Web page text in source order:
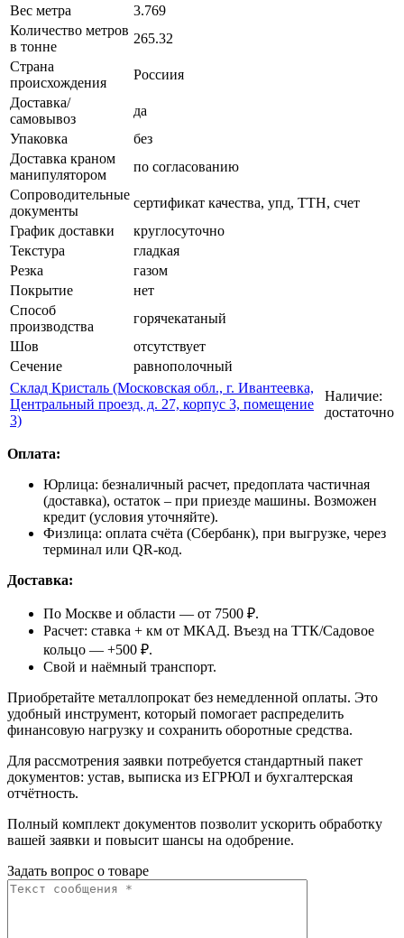
Вес метра
3.769
Количество метров
в тонне
265.32
Страна
происхождения
Россиия
Доставка/
самовывоз
да
Упаковка
без
Доставка краном
манипулятором
по согласованию
Сопроводительные
документы
сертификат качества, упд, ТТН, счет
График доставки
круглосуточно
Текстура
гладкая
Резка
газом
Покрытие
нет
Способ
производства
горячекатаный
Шов
отсутствует
Сечение
равнополочный
Склад Кристаль (Московская обл., г. Ивантеевка,
Центральный проезд, д. 27, корпус 3, помещение
3)
Наличие:
достаточно
Оплата:
Юрлица: безналичный расчет, предоплата частичная
(доставка), остаток – при приезде машины. Возможен
кредит (условия уточняйте).
Физлица: оплата счёта (Сбербанк), при выгрузке, через
терминал или QR-код.
Доставка:
По Москве и области — от 7500 ₽.
Расчет: ставка + км от МКАД. Въезд на ТТК/Садовое
кольцо — +500 ₽.
Свой и наёмный транспорт.
Приобретайте металлопрокат без немедленной оплаты. Это
удобный инструмент, который помогает распределить
финансовую нагрузку и сохранить оборотные средства.
Для рассмотрения заявки потребуется стандартный пакет
документов: устав, выписка из ЕГРЮЛ и бухгалтерская
отчётность.
Полный комплект документов позволит ускорить обработку
вашей заявки и повысит шансы на одобрение.
Задать вопрос о товаре